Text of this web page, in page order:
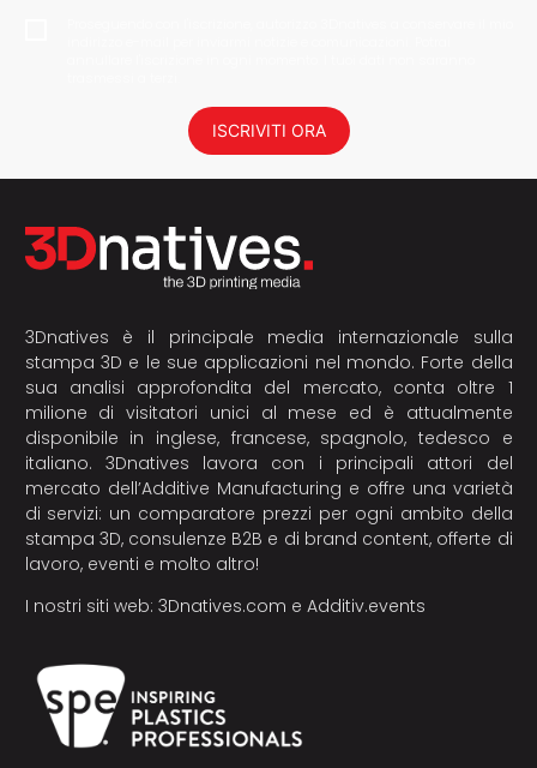
ISCRIVITI ORA
3Dnatives è il principale media internazionale sulla
stampa 3D e le sue applicazioni nel mondo. Forte della
sua analisi approfondita del mercato, conta oltre 1
milione di visitatori unici al mese ed è attualmente
disponibile in inglese, francese, spagnolo, tedesco e
italiano. 3Dnatives lavora con i principali attori del
mercato dell’Additive Manufacturing e offre una varietà
di servizi: un comparatore prezzi per ogni ambito della
stampa 3D, consulenze B2B e di brand content, offerte di
lavoro, eventi e molto altro!
I nostri siti web: 3Dnatives.com e Additiv.events